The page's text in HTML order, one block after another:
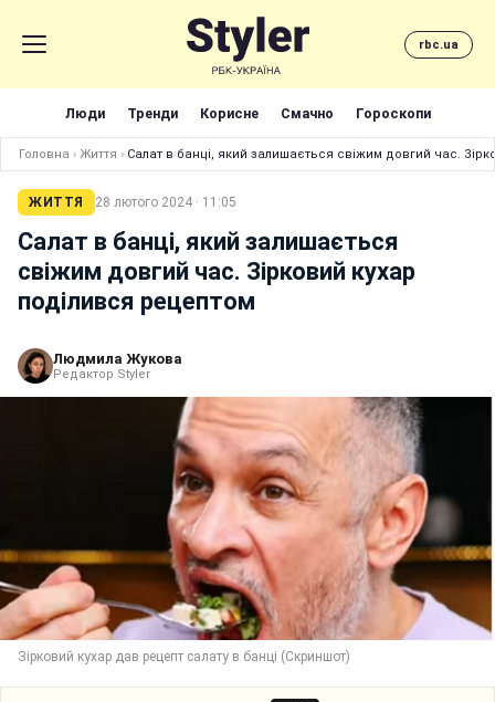
rbc.ua
Люди Тренди Корисне Смачно Гороскопи
Головна › Життя › Салат в банці, який залишається свіжим довгий час.
ЖИТТЯ 28 лютого 2024 · 11:05
Салат в банці, який залишається
свіжим довгий час. Зірковий кухар
поділився рецептом
Людмила Жукова
Редактор Styler
Зірковий кухар дав рецепт салату в банці (Скриншот)